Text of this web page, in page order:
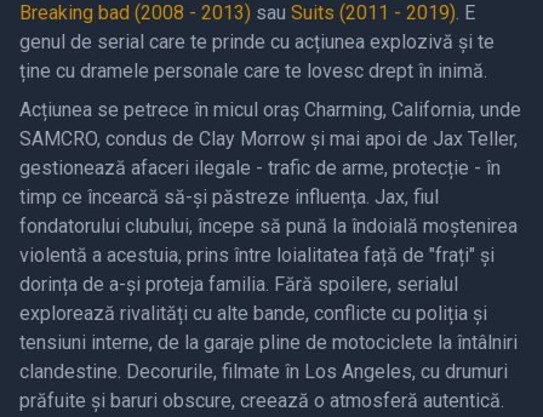
Breaking bad (2008 - 2013) sau Suits (2011 - 2019). E
genul de serial care te prinde cu acțiunea explozivă și te
ține cu dramele personale care te lovesc drept în inimă.
Acțiunea se petrece în micul oraș Charming, California, unde
SAMCRO, condus de Clay Morrow și mai apoi de Jax Teller,
gestionează afaceri ilegale - trafic de arme, protecție - în
timp ce încearcă să-și păstreze influența. Jax, fiul
fondatorului clubului, începe să pună la îndoială moștenirea
violentă a acestuia, prins între loialitatea față de "frați" și
dorința de a-și proteja familia. Fără spoilere, serialul
explorează rivalități cu alte bande, conflicte cu poliția și
tensiuni interne, de la garaje pline de motociclete la întâlniri
clandestine. Decorurile, filmate în Los Angeles, cu drumuri
prăfuite și baruri obscure, creează o atmosferă autentică.